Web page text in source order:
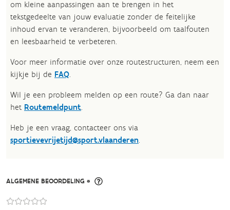
om kleine aanpassingen aan te brengen in het
tekstgedeelte van jouw evaluatie zonder de feitelijke
inhoud ervan te veranderen, bijvoorbeeld om taalfouten
en leesbaarheid te verbeteren.​
Voor meer informatie over onze routestructuren, neem een
kijkje bij de FAQ.
Wil je een probleem melden op een route? Ga dan naar
het Routemeldpunt.
Heb je een vraag, contacteer ons via
sportievevrijetijd@sport.vlaanderen.​
ALGEMENE BEOORDELING *